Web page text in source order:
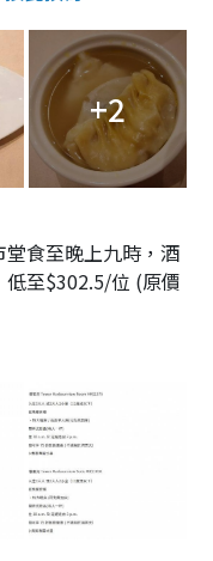
+2
食至晚上九時，酒
至$302.5/位 (原價